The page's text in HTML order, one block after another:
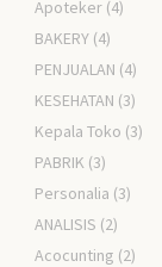
Apoteker (4)
BAKERY (4)
PENJUALAN (4)
KESEHATAN (3)
Kepala Toko (3)
PABRIK (3)
Personalia (3)
ANALISIS (2)
Acocunting (2)